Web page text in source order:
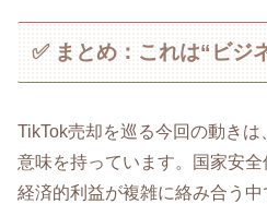
✅ まとめ：これは“ビジ
TikTok売却を巡る今回の動き
意味を持っています。国家安
経済的利益が複雑に絡み合う